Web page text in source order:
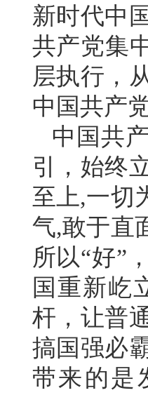
新时代中
共产党集
层执行，
中国共产
中国共
引，始终
至上,一切
气,敢于直
所以“好”
国重新屹
杆，让普
搞国强必
带来的是